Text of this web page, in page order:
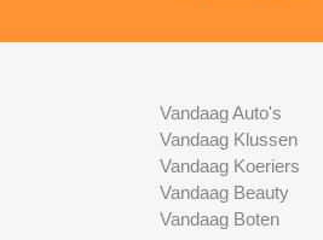
Vandaag Auto's
Vandaag Klussen
Vandaag Koeriers
Vandaag Beauty
Vandaag Boten